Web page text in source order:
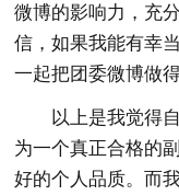
微博的影响力，充
信，如果我能有幸
一起把团委微博做
以上是我觉得
为一个真正合格的
好的个人品质。而